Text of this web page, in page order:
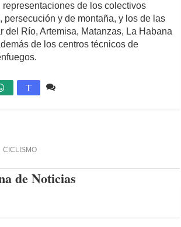
representaciones de los colectivos
persecución y de montaña, y los de las
del Río, Artemisa, Matanzas, La Habana
de los centros técnicos de
T
CICLISMO
de Noticias